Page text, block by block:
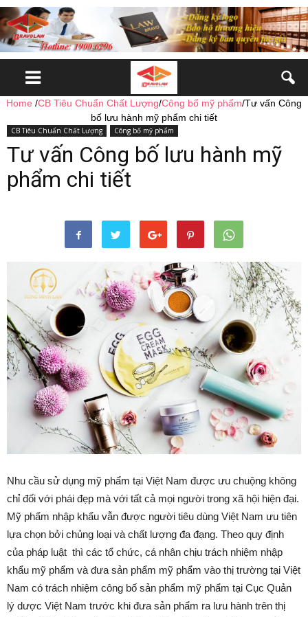
Home /CB Tiêu Chuẩn Chất Lượng/Công bố mỹ phẩm/Tư vấn Công
bố lưu hành mỹ phẩm chi tiết
CB Tiêu Chuẩn Chất Lượng Công bố mỹ phẩm
Tư vấn Công bố lưu hành mỹ
phẩm chi tiết
Nhu cầu sử dụng mỹ phẩm tại Việt Nam được ưu chuộng không
chỉ đối với phái đẹp mà với tất cả mọi người trong xã hội hiện đại.
Mỹ phẩm nhập khẩu vẫn được người tiêu dùng Việt Nam ưu tiên
lựa chọn bởi chủng loại và chất lượng đa đạng. Theo quy định
của pháp luật thì các tổ chức, cá nhân chịu trách nhiệm nhập
khẩu mỹ phẩm và đưa sản phẩm mỹ phẩm vào thị trường tại Việt
Nam có trách nhiệm công bố sản phẩm mỹ phẩm tại Cục Quản
lý dược Việt Nam trước khi đưa sản phẩm ra lưu hành trên thị